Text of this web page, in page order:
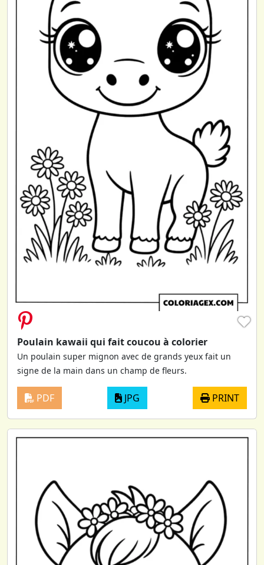
♥
Poulain kawaii qui fait coucou à colorier
Un poulain super mignon avec de grands yeux fait un
signe de la main dans un champ de fleurs.
PDF JPG PRINT